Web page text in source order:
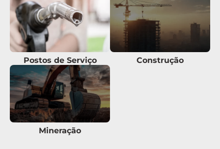
Postos de Serviço Construção
Mineração